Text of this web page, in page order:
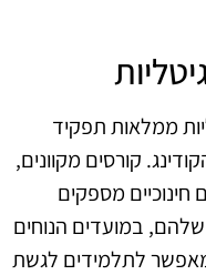
ממלאות תפקיד
קורסים מקוונים,
חינוכיים מספקים
במועדים הנוחים
לתלמידים לגשת